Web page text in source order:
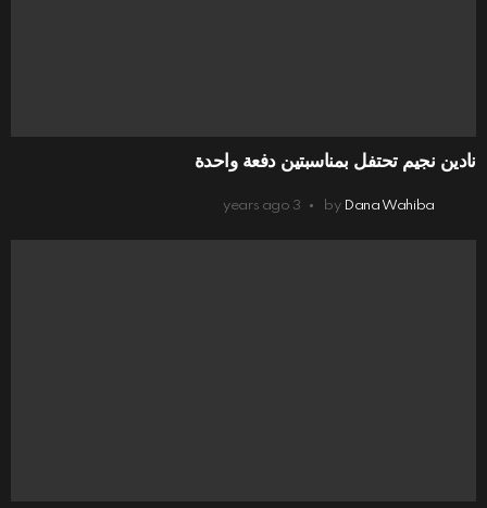
نادين نجيم تحتفل بمناسبتين دفعة واحدة
by Dana Wahiba
3 years ago